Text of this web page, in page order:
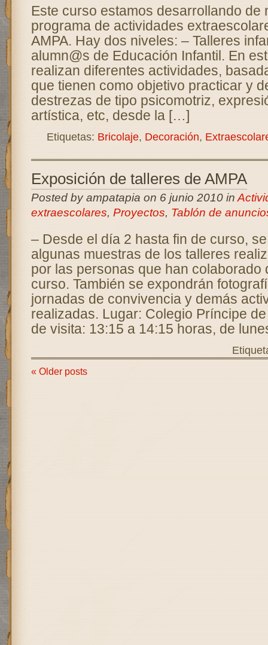
Este curso estamos desarrollando de
programa de actividades
AMPA. Hay dos niveles: – Talleres
alumn@s de Educación Infantil. En
realizan diferentes actividades,
que tienen como objetivo practicar y
destrezas de tipo psicomotriz,
artística, etc, desde la […]
Etiquetas: Bricolaje, Decoración,
Exposición de talleres de AMPA
Posted by ampatapia on 6 junio 2010 in
extraescolares, Proyectos, Tablón de
– Desde el día 2 hasta fin de curso,
algunas muestras de los talleres
por las personas que han colaborado
curso. También se expondrán
jornadas de convivencia y demás
realizadas. Lugar: Colegio Príncipe
de visita: 13:15 a 14:15 horas, de
« Older posts